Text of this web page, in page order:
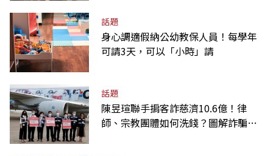
話題
身心調適假納公幼教保人員！每學年
可請3天，可以「小時」請
話題
陳昱瑄聯手掮客詐慈濟10.6億！律
師、宗教團體如何洗錢？圖解詐騙關